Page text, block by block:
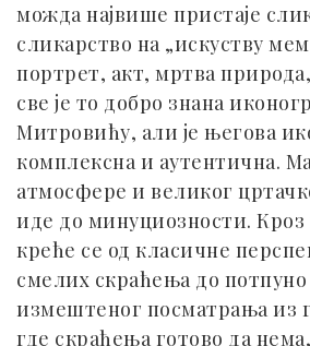
можда највише пристаје
сликарство на „искуству
портрет, акт, мртва
све је то добро знана
Митровићу, али је његова
комплексна и аутентична.
атмосфере и великог
иде до минуциозности. Кроз
креће се од класичне
смелих скраћења до
измештеног посматрања из
где скраћења готово да